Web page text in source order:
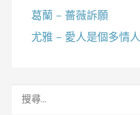
葛蘭 – 薔薇訴願
尤雅 – 愛人是個多情人